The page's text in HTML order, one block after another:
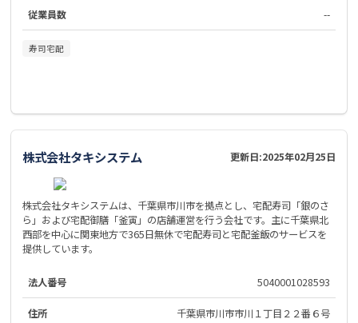
従業員数 --
寿司宅配
株式会社タキシステム 更新日:2025年02月25日
株式会社タキシステムは、千葉県市川市を拠点とし、宅配寿司「銀のさ
ら」および宅配御膳「釜寅」の店舗運営を行う会社です。主に千葉県北
西部を中心に関東地方で365日無休で宅配寿司と宅配釜飯のサービスを
提供しています。
法人番号 5040001028593
住所 千葉県市川市市川１丁目２２番６号